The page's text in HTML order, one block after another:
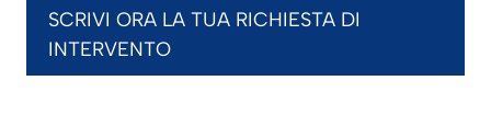
SCRIVI ORA LA TUA RICHIESTA DI
INTERVENTO